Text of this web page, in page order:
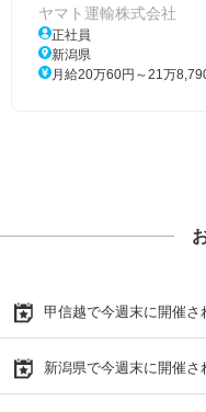
ヤマト運輸株式会社
正社員
新潟県
月給20万60円～21万
甲信越で今週末に開催さ
新潟県で今週末に開催